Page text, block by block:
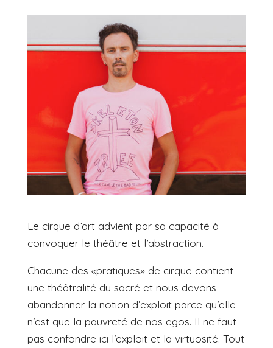
Le cirque d’art advient par sa capacité à
convoquer le théâtre et l’abstraction.
Chacune des «pratiques» de cirque contient
une théâtralité du sacré et nous devons
abandonner la notion d’exploit parce qu’elle
n’est que la pauvreté de nos egos. Il ne faut
pas confondre ici l’exploit et la virtuosité. Tout